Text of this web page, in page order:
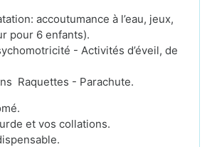
accoutumance à l’eau, jeux,
pour 6 enfants).
- Activités d’éveil, de
Raquettes - Parachute.
et vos collations.